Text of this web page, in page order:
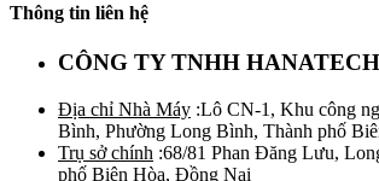
Thông tin liên hệ
CÔNG TY TNHH
Địa chỉ Nhà Máy :Lô CN-1, Khu công
Bình, Phường Long Bình, Thành phố
Trụ sở chính :68/81 Phan Đăng Lưu,
phố Biên Hòa, Đồng Nai